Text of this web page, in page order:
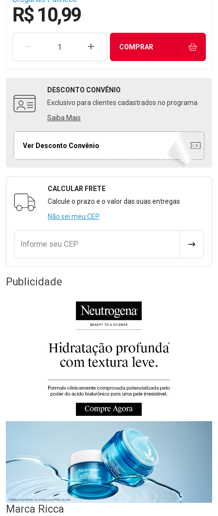
R$ 10,99
REMOVER UMA UNIDADEAUMENTAR UMA UNIDADE
COMPRAR
DESCONTO CONVÊNIO
Exclusivo para clientes cadastrados no programa
Saiba Mais
Ver Desconto Convênio
Formulário para Calcular o Frete
CALCULAR FRETE
Calcule o prazo e o valor das suas entregas
Não sei meu CEP
Informe seu CEP
Publicidade
Marca Ricca